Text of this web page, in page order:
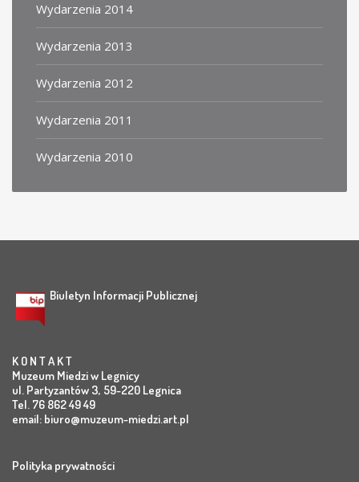
Wydarzenia 2014
Wydarzenia 2013
Wydarzenia 2012
Wydarzenia 2011
Wydarzenia 2010
Biuletyn Informacji Publicznej
K O N T A K T
Muzeum Miedzi w Legnicy
ul. Partyzantów 3, 59-220 Legnica
Tel. 76 862 49 49
email: biuro@muzeum-miedzi.art.pl
Polityka prywatności